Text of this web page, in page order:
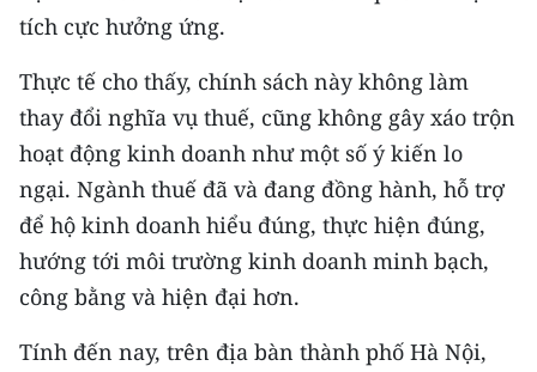
Media Thể thao
Media Giáo dục
Media Y tế
Media Khoa học - Công nghệ
Media Môi trường
Ảnh
Infographic
tích cực hưởng ứng.
Thực tế cho thấy, chính sách này không làm
thay đổi nghĩa vụ thuế, cũng không gây xáo trộn
hoạt động kinh doanh như một số ý kiến lo
ngại. Ngành thuế đã và đang đồng hành, hỗ trợ
để hộ kinh doanh hiểu đúng, thực hiện đúng,
hướng tới môi trường kinh doanh minh bạch,
công bằng và hiện đại hơn.
Tính đến nay, trên địa bàn thành phố Hà Nội,